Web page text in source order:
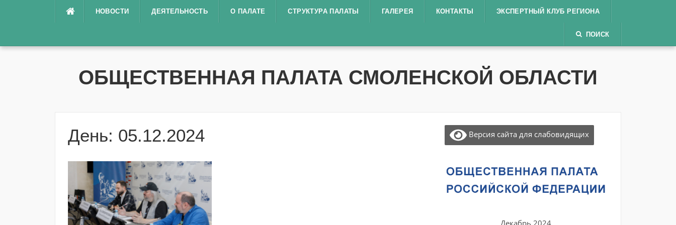
НОВОСТИ ДЕЯТЕЛЬНОСТЬ О ПАЛАТЕ СТРУКТУРА ПАЛАТЫ ГАЛЕРЕЯ КОНТАКТЫ ЭКСПЕРТНЫЙ КЛУБ РЕГИОНА
ПОИСК
ОБЩЕСТВЕННАЯ ПАЛАТА СМОЛЕНСКОЙ ОБЛАСТИ
День: 05.12.2024 Версия сайта для слабовидящих
Декабрь 2024